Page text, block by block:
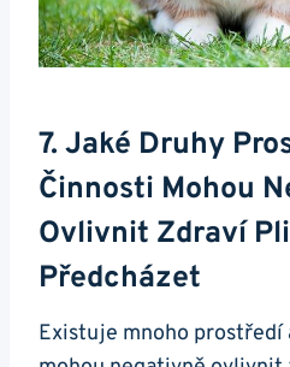
7. Jaké Druhy
Činnosti ‌mohou​
Ovlivnit Zdraví
Předcházet
Existuje mnoho​ prostředí